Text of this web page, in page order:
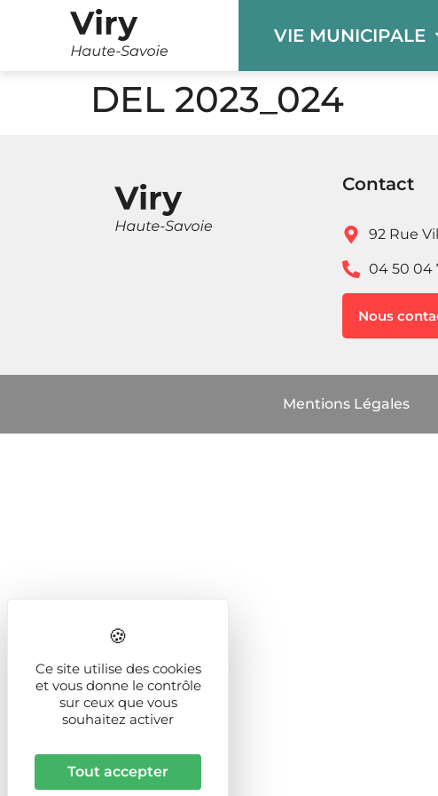
VIE MUNICIPALE
DEL 2023_024
Contact
92 Rue
04 50 04
Nous
Mentions Légales
Panneau de gestion des cookies
Ce site utilise des cookies
et vous donne le contrôle
sur ceux que vous
souhaitez activer
Tout accepter